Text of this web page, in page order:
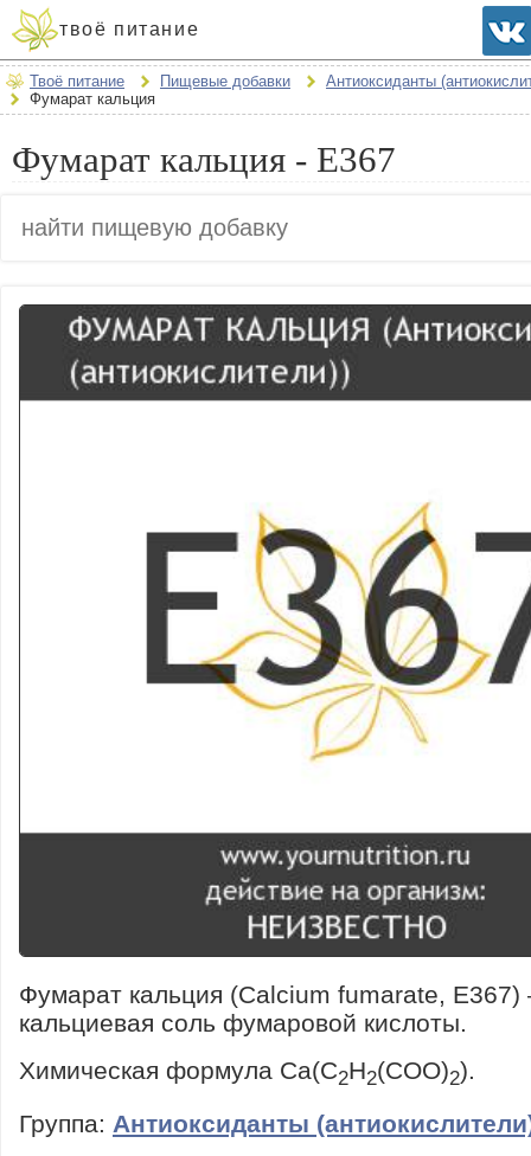
твоё питание
Твоё питание Пищевые добавки
Антиоксиданты
Фумарат кальция
Фумарат кальция - E367
Фумарат кальция (Calcium fumarate,
кальциевая соль фумаровой кислоты.
Химическая формула Ca(C2H2(COO)2).
Группа: Антиоксиданты